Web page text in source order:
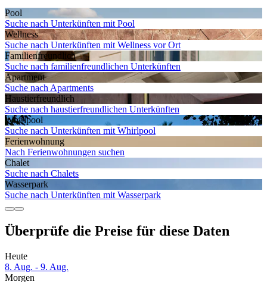
Pool
Suche nach Unterkünften mit Pool
Wellness
Suche nach Unterkünften mit Wellness vor Ort
Familien­freundlich
Suche nach familienfreundlichen Unterkünften
Apartment
Suche nach Apartments
Haustier­freundlich
Suche nach haustierfreundlichen Unterkünften
Whirlpool
Suche nach Unterkünften mit Whirlpool
Ferien­wohnung
Nach Ferienwohnungen suchen
Chalet
Suche nach Chalets
Wasserpark
Suche nach Unterkünften mit Wasserpark
Überprüfe die Preise für diese Daten
Heute
8. Aug. - 9. Aug.
Morgen